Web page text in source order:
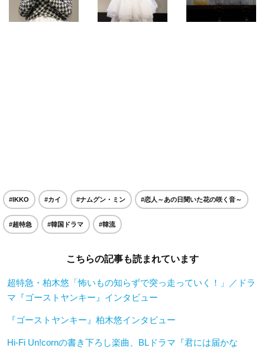
#IKKO #カイ #ナムグン・ミン #恋人～あの日聞いた花の咲く音～
#超特急 #韓国ドラマ #韓流
こちらの記事も読まれています
超特急・柏木悠「怖いもの知らずで突っ走っていく！」／ドラ
マ『ゴーストヤンキー』インタビュー
『ゴーストヤンキー』柏木悠インタビュー
Hi-Fi Un!cornの書き下ろし楽曲、BLドラマ『君には届かな